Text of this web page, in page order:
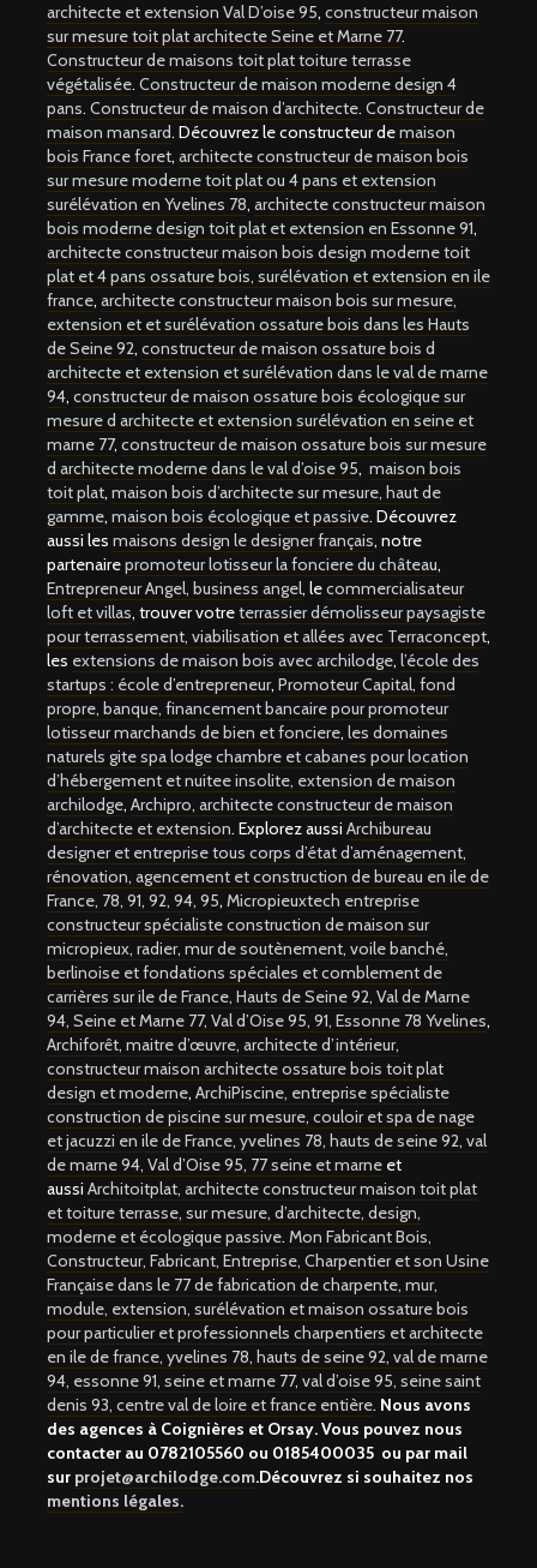
architecte et extension Val D’oise 95, constructeur maison
sur mesure toit plat architecte Seine et Marne 77.
Constructeur de maisons toit plat toiture terrasse
végétalisée. Constructeur de maison moderne design 4
pans. Constructeur de maison d’architecte. Constructeur de
maison mansard. Découvrez le constructeur demaison
bois France foret, architecte constructeur de maison bois
sur mesure moderne toit plat ou 4 pans et extension
surélévation en Yvelines 78, architecte constructeur maison
bois moderne design toit plat et extension en Essonne 91,
architecte constructeur maison bois design moderne toit
plat et 4 pans ossature bois, surélévation et extension en ile
france, architecte constructeur maison bois sur mesure,
extension et et surélévation ossature bois dans les Hauts
de Seine 92, constructeur de maison ossature bois d
architecte et extension et surélévation dans le val de marne
94, constructeur de maison ossature bois écologique sur
mesure d architecte et extension surélévation en seine et
marne 77, constructeur de maison ossature bois sur mesure
d architecte moderne dans le val d’oise 95, maison bois
toit plat, maison bois d’architecte sur mesure, haut de
gamme, maison bois écologique et passive. Découvrez
aussi les maisons design le designer français, notre
partenairepromoteur lotisseur la fonciere du château,
Entrepreneur Angel, business angel, lecommercialisateur
loft et villas, trouver votreterrassier démolisseur paysagiste
pour terrassement, viabilisation et allées avec Terraconcept,
les extensions de maison bois avec archilodge, l’école des
startups : école d’entrepreneur, Promoteur Capital, fond
propre, banque, financement bancaire pour promoteur
lotisseur marchands de bien et fonciere, les domaines
naturels gite spa lodge chambre et cabanes pour location
d’hébergement et nuitee insolite, extension de maison
archilodge, Archipro, architecte constructeur de maison
d’architecte et extension. Explorez aussi Archibureau
designer et entreprise tous corps d’état d’aménagement,
rénovation, agencement et construction de bureau en ile de
France, 78, 91, 92, 94, 95, Micropieuxtech entreprise
constructeur spécialiste construction de maison sur
micropieux, radier, mur de soutènement, voile banché,
berlinoise et fondations spéciales et comblement de
carrières sur ile de France, Hauts de Seine 92, Val de Marne
94, Seine et Marne 77, Val d’Oise 95, 91, Essonne 78 Yvelines,
Archiforêt, maitre d’œuvre, architecte d’intérieur,
constructeur maison architecte ossature bois toit plat
design et moderne, ArchiPiscine, entreprise spécialiste
construction de piscine sur mesure, couloir et spa de nage
et jacuzzi en ile de France, yvelines 78, hauts de seine 92, val
de marne 94, Val d’Oise 95, 77 seine et marne et
aussi Architoitplat, architecte constructeur maison toit plat
et toiture terrasse, sur mesure, d’architecte, design,
moderne et écologique passive. Mon Fabricant Bois,
Constructeur, Fabricant, Entreprise, Charpentier et son Usine
Française dans le 77 de fabrication de charpente, mur,
module, extension, surélévation et maison ossature bois
pour particulier et professionnels charpentiers et architecte
en ile de france, yvelines 78, hauts de seine 92, val de marne
94, essonne 91, seine et marne 77, val d’oise 95, seine saint
denis 93, centre val de loire et france entière. Nous avons
des agences à Coignières et Orsay. Vous pouvez nous
contacter au 0782105560 ou 0185400035 ou par mail
sur projet@archilodge.com.Découvrez si souhaitez nos
mentions légales.